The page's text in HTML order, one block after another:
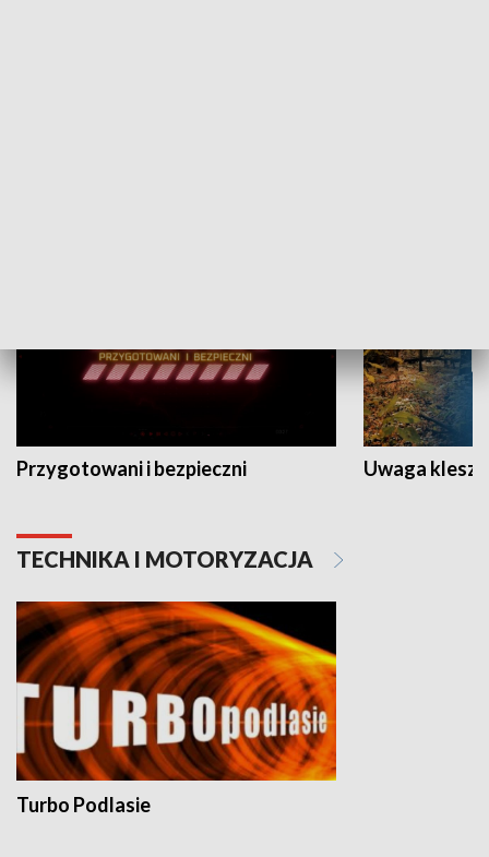
Przygotowani i bezpieczni Uwaga
TECHNIKA I MOTORYZACJA
Turbo Podlasie